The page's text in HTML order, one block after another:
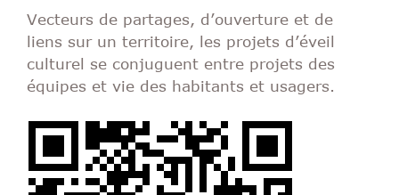
Vecteurs de partages, d’ouverture et de
liens sur un territoire, les projets d’éveil
culturel se conjuguent entre projets des
équipes et vie des habitants et usagers.